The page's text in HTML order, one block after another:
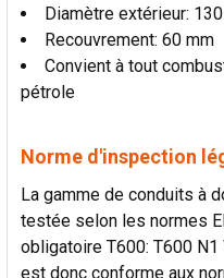
Diamètre extérieur:
Recouvrement: 60 mm
Convient à tout
pétrole
Norme d'inspection
La gamme de conduits à
testée selon les normes
obligatoire T600: T600
est donc conforme aux